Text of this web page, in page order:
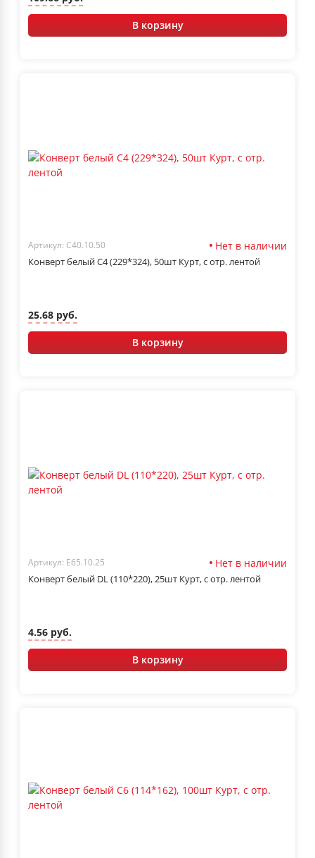
В корзину
Артикул: С40.10.50 Нет в наличии
Конверт белый С4 (229*324), 50шт Курт, с отр. лентой
25.68 руб.
В корзину
Артикул: Е65.10.25 Нет в наличии
Конверт белый DL (110*220), 25шт Курт, с отр. лентой
4.56 руб.
В корзину